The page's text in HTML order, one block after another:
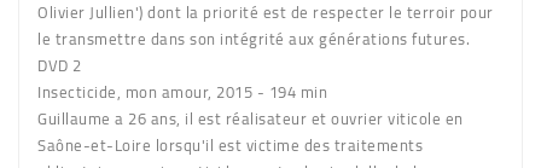
Olivier Jullien') dont la priorité est de respecter le terroir pour
le transmettre dans son intégrité aux générations futures.
DVD 2
Insecticide, mon amour, 2015 - 194 min
Guillaume a 26 ans, il est réalisateur et ouvrier viticole en
Saône-et-Loire lorsqu'il est victime des traitements